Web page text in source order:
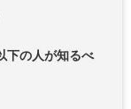
下の人が知るべ